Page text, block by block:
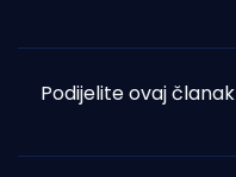
Podijelite ovaj članak